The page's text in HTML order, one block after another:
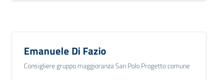
Emanuele Di Fazio
Consigliere gruppo maggioranza San Polo Progetto comune